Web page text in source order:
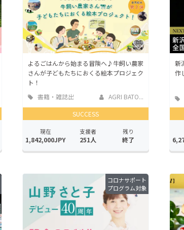
よるごはんから始まる冒険へ♪牛飼い農家
さんが子どもたちにおくる絵本プロジェク
ト！
書籍・雑誌出
版
AGRI BATO...
SUCCESS
現在
1,842,000JPY
支援者
251人
残り
終了
新
作
コロナサポート
プログラム対象